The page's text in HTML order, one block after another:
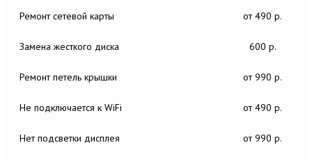
Ремонт сетевой карты от 490 р.
Замена жесткого диска 600 р.
Ремонт петель крышки от 990 р.
Не подключается к WiFi от 490 р.
Нет подсветки дисплея от 990 р.